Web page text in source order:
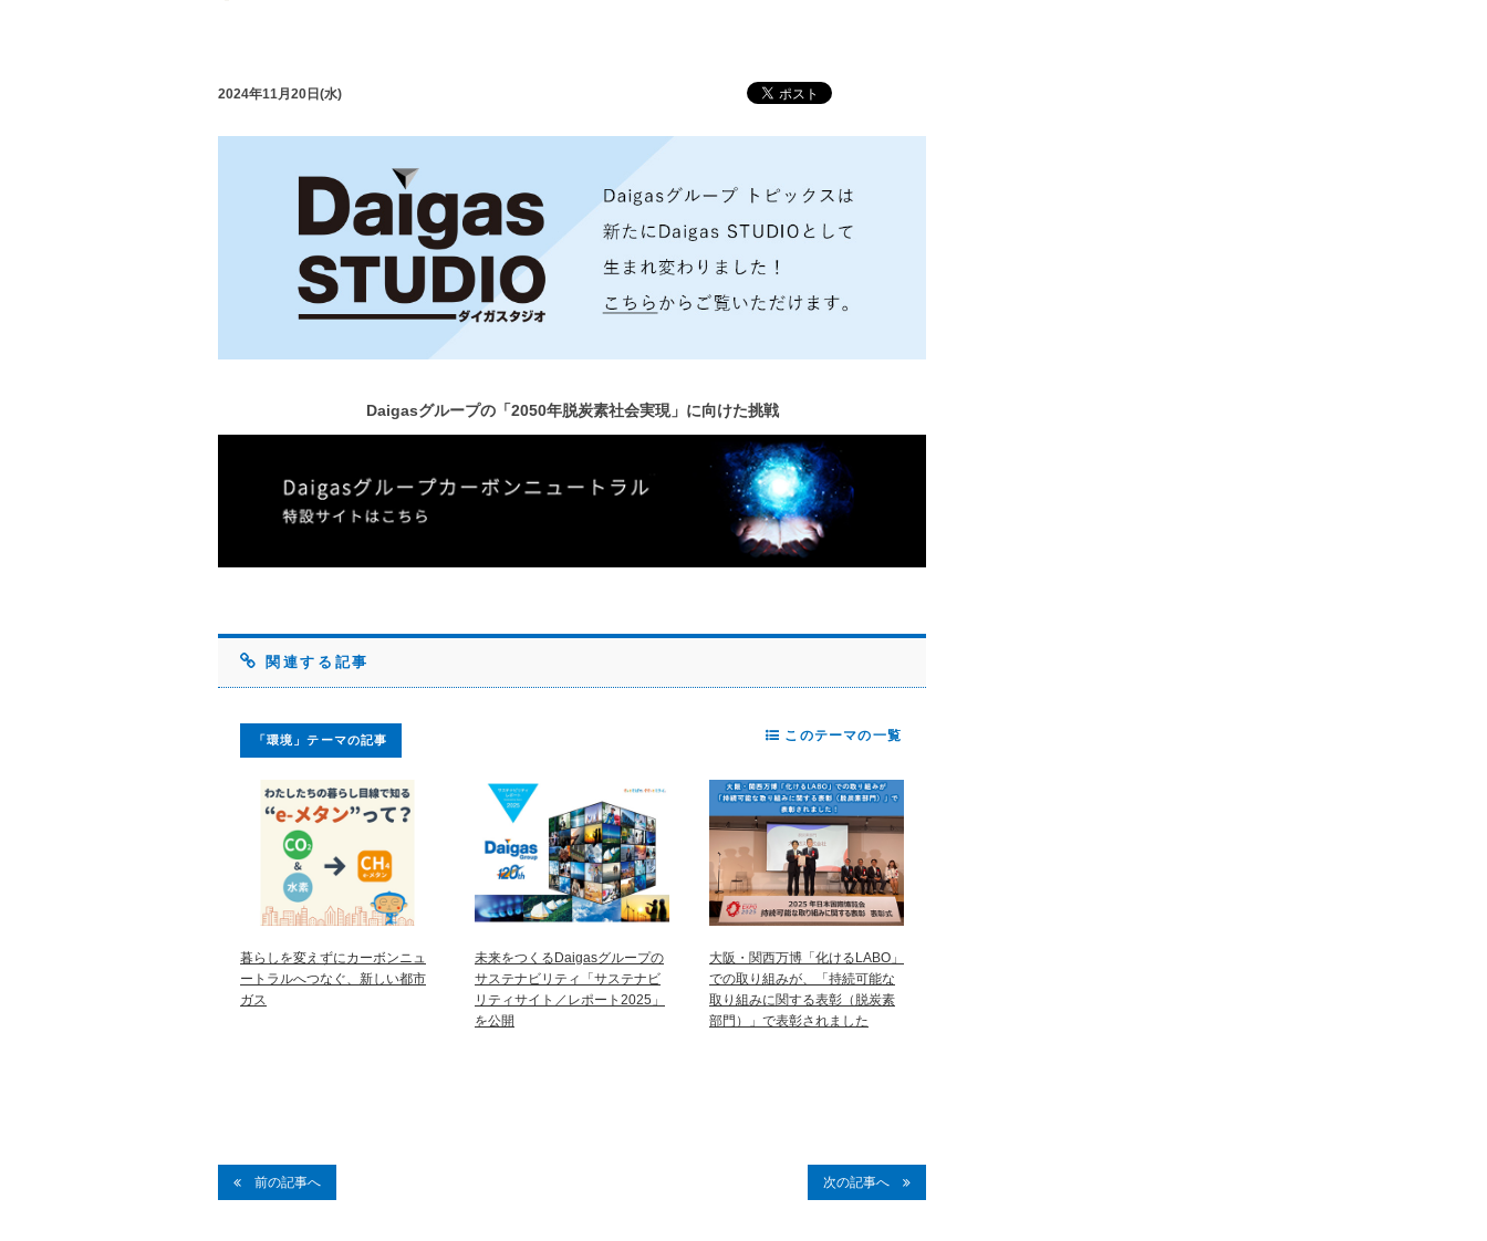
2024年11月20日(水)
Daigasグループの「2050年脱炭素社会実現」に向けた挑戦
関連する記事
「環境」テーマの記事
暮らしを変えずにカーボンニュ
ートラルへつなぐ、新しい都市
ガス
未来をつくるDaigasグループの
サステナビリティ「サステナビ
リティサイト／レポート2025」
を公開
大阪・関西万博「化けるLABO」
での取り組みが、「持続可能な
取り組みに関する表彰（脱炭素
部門）」で表彰されました
このテーマの一覧
前の記事へ 次の記事へ